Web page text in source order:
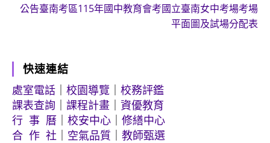
公告臺南考區115年國中教育會考國立臺南女中考場考場
平面圖及試場分配表
快速連結
處室電話
校園導覽
校務評鑑
課表查詢
課程計畫
資優教育
行 事 曆
校安中心
修繕中心
合 作 社
空氣品質 教師甄選